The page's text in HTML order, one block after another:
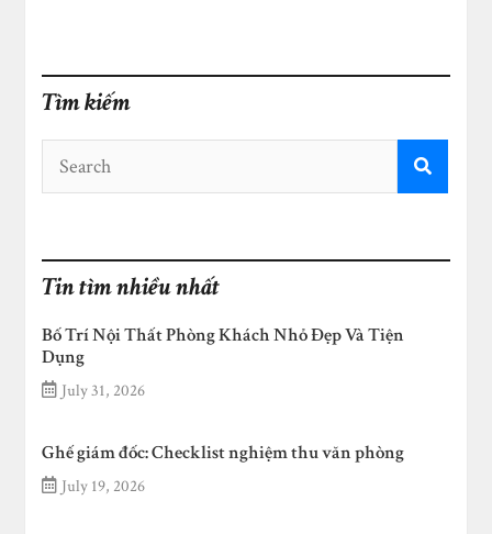
Tìm kiếm
Tin tìm nhiều nhất
Bố Trí Nội Thất Phòng Khách Nhỏ Đẹp Và Tiện
Dụng
July 31, 2026
Ghế giám đốc: Checklist nghiệm thu văn phòng
July 19, 2026